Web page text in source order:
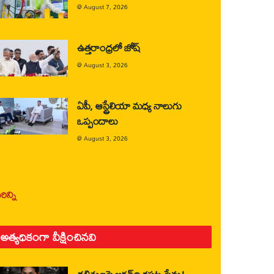
@August 7, 2026
ఉత్తరాంధ్రలో జోష్
@August 3, 2026
ఏపీ, ఆస్ట్రేలియా మధ్య నాలుగు
ఒప్పందాలు
@August 3, 2026
అత్యధికంగా వీక్షించినవి